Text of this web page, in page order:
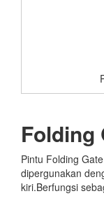
Folding
Pintu Folding
dipergunakan
kiri.Berfungsi